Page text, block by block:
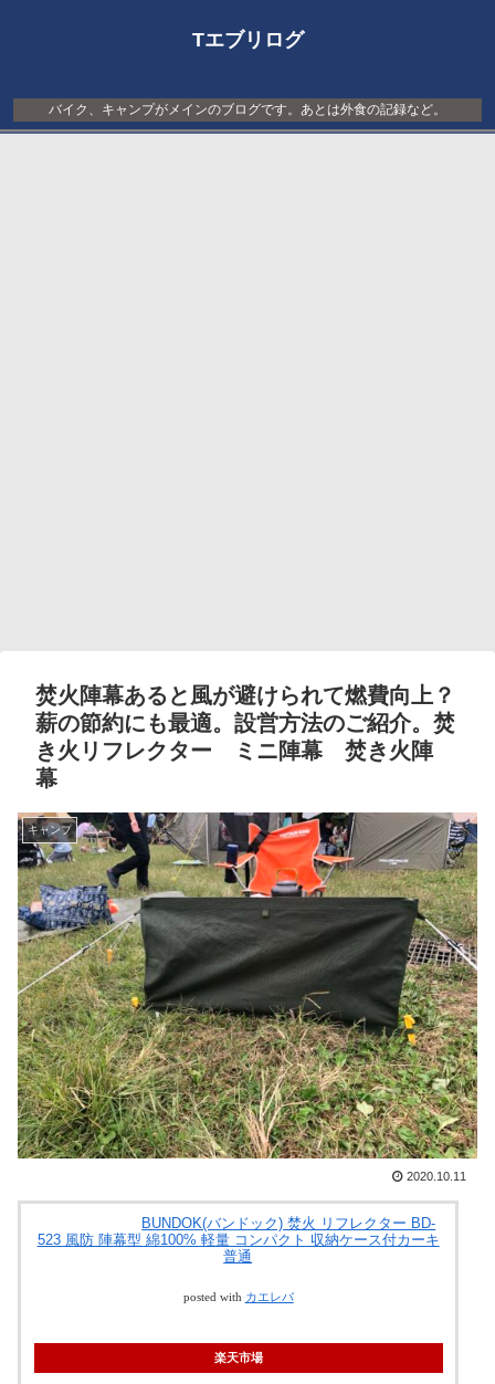
Tエブリログ
バイク、キャンプがメインのブログです。あとは外食の記録など。
焚火陣幕あると風が避けられて燃費向上？
薪の節約にも最適。設営方法のご紹介。焚
き火リフレクター ミニ陣幕 焚き火陣
幕
キャンプ
2020.10.11
BUNDOK(バンドック) 焚火 リフレクター BD-
523 風防 陣幕型 綿100% 軽量 コンパクト 収納ケース付カーキ
普通
posted with カエレバ
楽天市場